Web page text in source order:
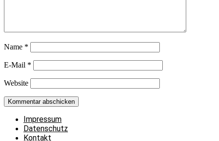
Name *
E-Mail *
Website
Impressum
Datenschutz
Kontakt